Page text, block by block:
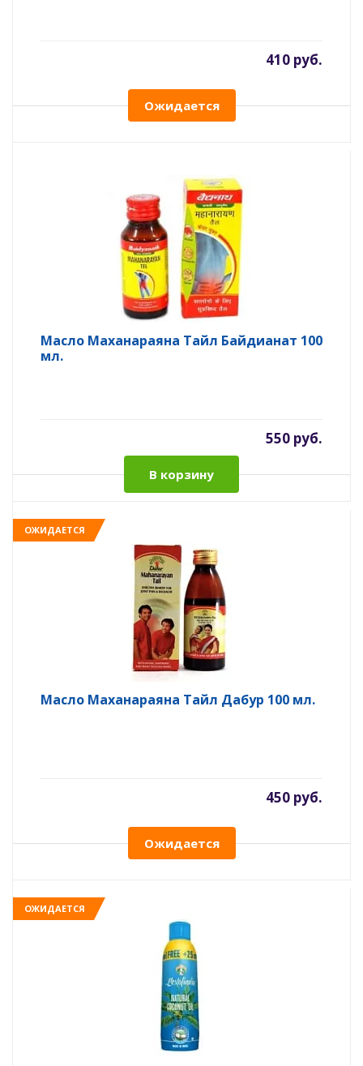
410 руб.
Ожидается
Масло Маханараяна Тайл Байдианат 100
мл.
550 руб.
В корзину
ОЖИДАЕТСЯ
Масло Маханараяна Тайл Дабур 100 мл.
450 руб.
Ожидается
ОЖИДАЕТСЯ